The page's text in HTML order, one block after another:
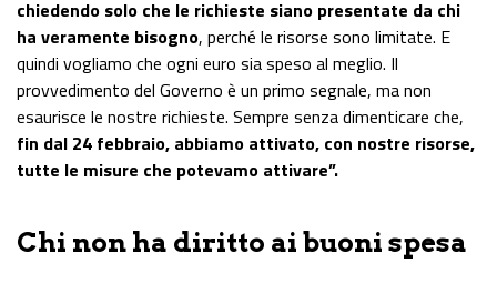
chiedendo solo che le richieste siano presentate da chi
ha veramente bisogno, perché le risorse sono limitate. E
quindi vogliamo che ogni euro sia speso al meglio. Il
provvedimento del Governo è un primo segnale, ma non
esaurisce le nostre richieste. Sempre senza dimenticare che,
fin dal 24 febbraio, abbiamo attivato, con nostre risorse,
tutte le misure che potevamo attivare”.
Chi non ha diritto ai buoni spesa